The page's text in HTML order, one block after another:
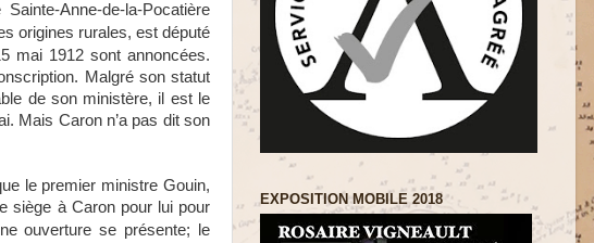
Anne-de-la-Pocatière
origines rurales, est député
mai 1912 sont annoncées.
Malgré son statut
de son ministère, il est le
Mais Caron n’a pas dit son
le premier ministre Gouin,
siège à Caron pour lui pour
ouverture se présente; le
EXPOSITION MOBILE 2018